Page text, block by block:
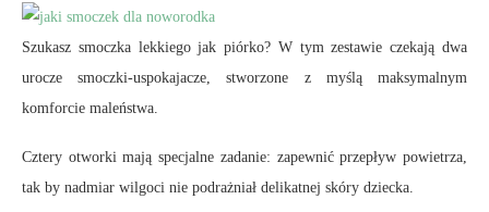
Szukasz smoczka lekkiego jak piórko? W tym zestawie czekają dwa
urocze smoczki-uspokajacze, stworzone z myślą maksymalnym
komforcie maleństwa.
Cztery otworki mają specjalne zadanie: zapewnić przepływ powietrza,
tak by nadmiar wilgoci nie podrażniał delikatnej skóry dziecka.